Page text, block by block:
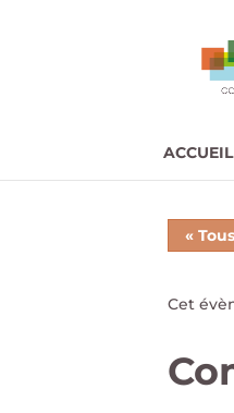
ACCUEIL
«
Cet